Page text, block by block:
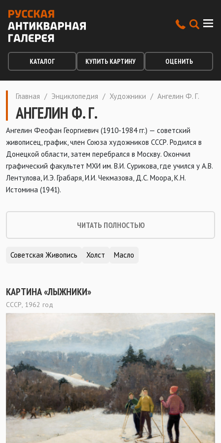
КАТАЛОГ КУПИТЬ КАРТИНУ ОЦЕНИТЬ
Главная / Энциклопедия / Художники / Ангелин Ф. Г.
АНГЕЛИН Ф. Г.
Ангелин Феофан Георгиевич (1910-1984 гг.) — советский
живописец, график, член Союза художников СССР. Родился в
Донецкой области, затем перебрался в Москву. Окончил
графический факультет МХИ им. В.И. Сурикова, где учился у А.В.
Лентулова, И.Э. Грабаря, И.И. Чекмазова, Д.С. Моора, К.Н.
Истомина (1941).
ЧИТАТЬ ПОЛНОСТЬЮ
Советская Живопись Холст Масло
КАРТИНА «ЛЫЖНИКИ»
СССР, 1962 год